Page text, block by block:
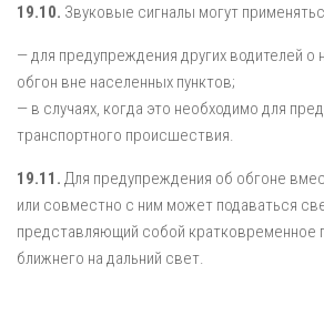
19.10. Звуковые сигналы могут
— для предупреждения других водителей о
обгон вне населенных пунктов;
— в случаях, когда это необходимо для
транспортного происшествия.
19.11. Для предупреждения об обгоне
или совместно с ним может подаваться
представляющий собой кратковременное
ближнего на дальний свет.